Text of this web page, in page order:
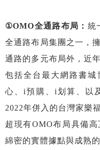
①OMO全通路布局： 統
全通路布局集團之一，
通路的多元布局外，近
包括全台最大網路書城
心、i預購、i划算、以
2022年併入的台灣家樂
超現有OMO布局具備
綿密的實體據點與成熟